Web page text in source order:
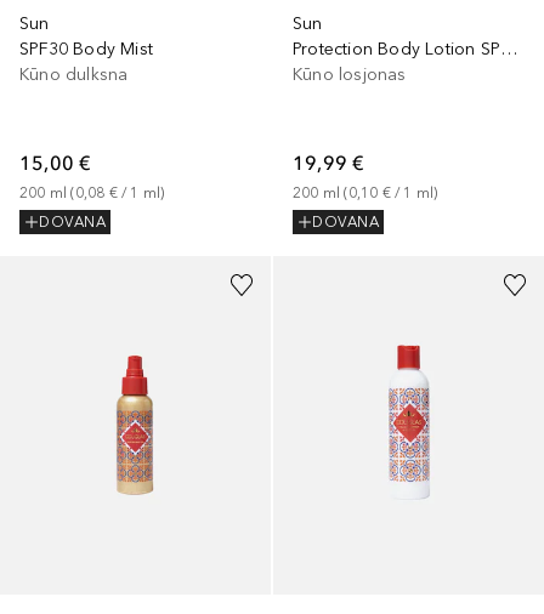
Sun
SPF30 Body Mist
Kūno dulksna
15,00 €
200 ml (0,08 € / 1 ml)
DOVANA
Sun
Protection Body Lotion SPF 50
Kūno losjonas
19,99 €
200 ml (0,10 € / 1 ml)
DOVANA